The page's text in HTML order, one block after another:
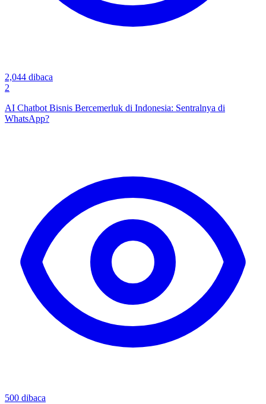
2,044 dibaca
2
AI Chatbot Bisnis Bercemerluk di Indonesia: Sentralnya di
WhatsApp?
500 dibaca